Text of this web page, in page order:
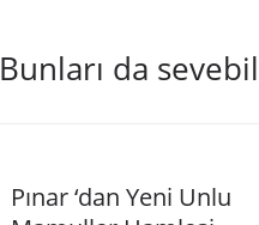
Bunları da
Pınar ‘dan Yeni Unlu